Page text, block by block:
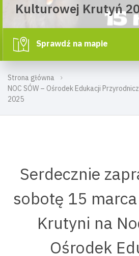
Strona główna
NOC SÓW – Ośrodek Edukacji
2025
Kulturowej Krutyń
Sprawdź na mapie
Serdecznie
sobotę 15
Krutyni na
Ośrodek